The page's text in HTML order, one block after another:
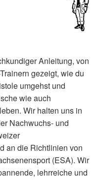
Anleitung, von
gezeigt, wie du
umgehst und
wie auch
Wir halten uns in
Nachwuchs- und
an die Richtlinien von
(ESA). Wir
lehrreiche und